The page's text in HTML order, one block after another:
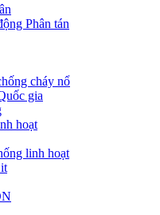
Phân tán
cháy nổ
gia
hoạt
linh hoạt